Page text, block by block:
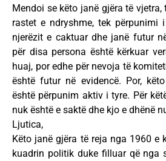
Mendoi se këto janë gjëra të vjetra,
rastet e ndryshme, tek përpunimi
njerëzit e caktuar dhe janë futur
për disa persona është kërkuar
huaj, por edhe për nevoja të
është futur në evidencë. Por,
është përpunim aktiv i tyre. Për
nuk është e saktë dhe kjo e dhënë
Ljutica,
Këto janë gjëra të reja nga 1960 e
kuadrin politik duke filluar që nga